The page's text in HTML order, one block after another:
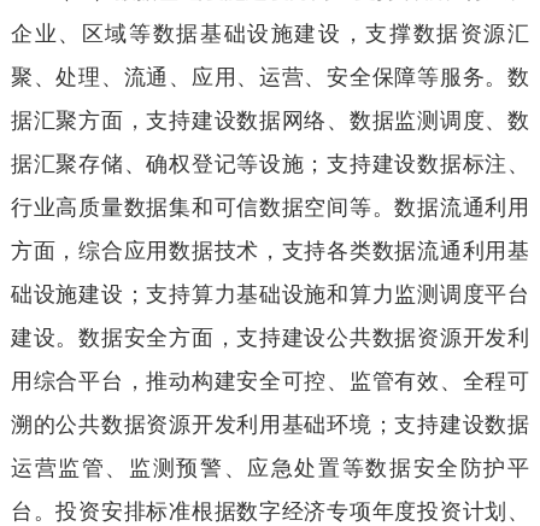
企业、区域等数据基础设施建设，支撑数据资源汇
聚、处理、流通、应用、运营、安全保障等服务。数
据汇聚方面，支持建设数据网络、数据监测调度、数
据汇聚存储、确权登记等设施；支持建设数据标注、
行业高质量数据集和可信数据空间等。数据流通利用
方面，综合应用数据技术，支持各类数据流通利用基
础设施建设；支持算力基础设施和算力监测调度平台
建设。数据安全方面，支持建设公共数据资源开发利
用综合平台，推动构建安全可控、监管有效、全程可
溯的公共数据资源开发利用基础环境；支持建设数据
运营监管、监测预警、应急处置等数据安全防护平
台。投资安排标准根据数字经济专项年度投资计划、